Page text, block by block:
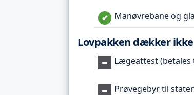
Manøvrebane og
Lovpakken dækker ikke
Lægeattest
Prøvegebyr til